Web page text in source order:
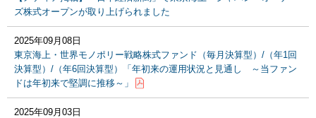
ズ株式オープンが取り上げられました
2025年09月08日
東京海上・世界モノポリー戦略株式ファンド（毎月決算型）/（年1回
決算型）/（年6回決算型）「年初来の運用状況と見通し ～当ファン
ドは年初来で堅調に推移～」
2025年09月03日